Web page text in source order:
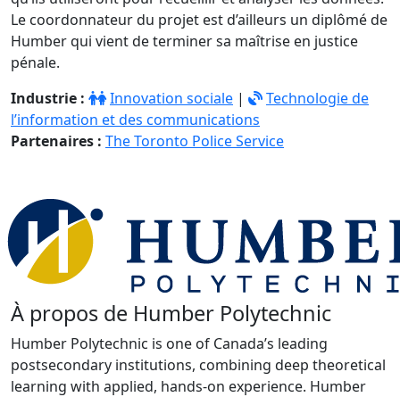
Le coordonnateur du projet est d’ailleurs un diplômé de
Humber qui vient de terminer sa maîtrise en justice
pénale.
Industrie :
Innovation sociale |
Technologie de
l’information et des communications
Partenaires : The Toronto Police Service
À propos de Humber Polytechnic
Humber Polytechnic is one of Canada’s leading
postsecondary institutions, combining deep theoretical
learning with applied, hands-on experience. Humber